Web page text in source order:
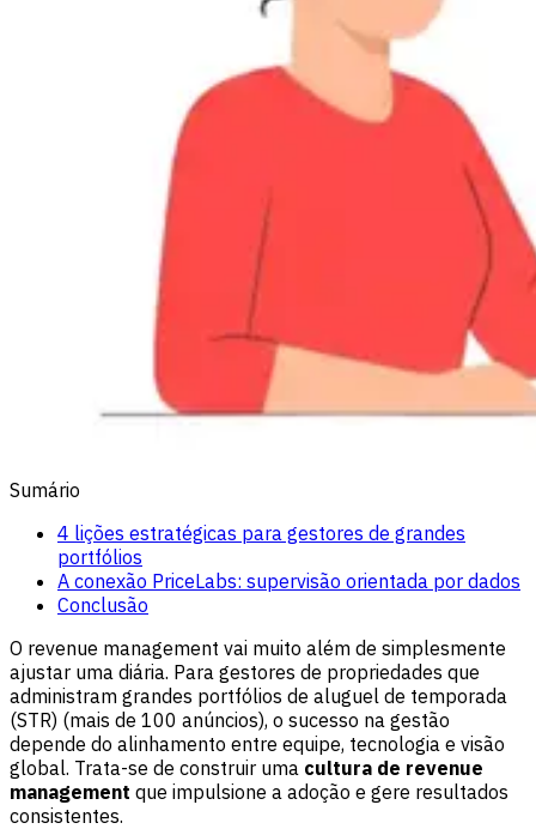
Sumário
4 lições estratégicas para gestores de grandes
portfólios
A conexão PriceLabs: supervisão orientada por dados
Conclusão
O revenue management vai muito além de simplesmente
ajustar uma diária. Para gestores de propriedades que
administram grandes portfólios de aluguel de temporada
(STR) (mais de 100 anúncios), o sucesso na gestão
depende do alinhamento entre equipe, tecnologia e visão
global. Trata-se de construir uma cultura de revenue
management que impulsione a adoção e gere resultados
consistentes.